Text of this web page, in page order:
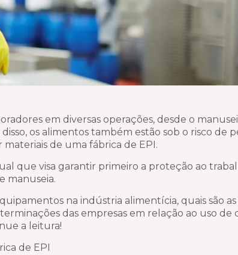
em diversas operações, desde o
os alimentos também estão sob o risco de
materiais de uma fábrica de EPI.
que visa garantir primeiro a proteção ao
manuseia.
na indústria alimentícia, quais são
das empresas em relação ao uso de
a leitura!
de EPI